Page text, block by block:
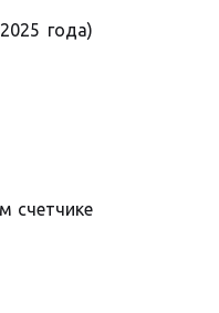
года)
счетчике